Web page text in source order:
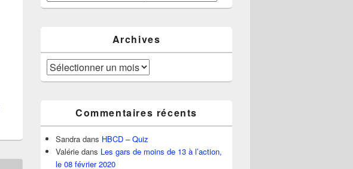
Archives
Archives
Commentaires récents
Sandra dans HBCD – Quiz
Valérie dans Les gars de moins de 13 à l’action,
le 08 février 2020